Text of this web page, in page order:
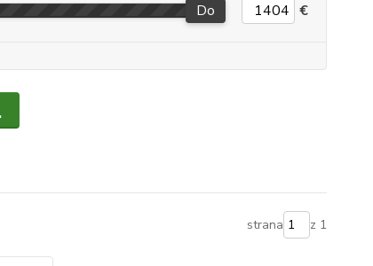
Do €
strana z 1